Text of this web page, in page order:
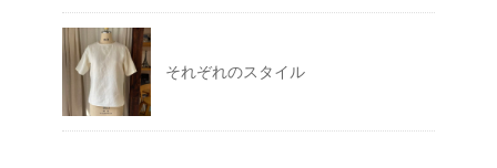
それぞれのスタイル